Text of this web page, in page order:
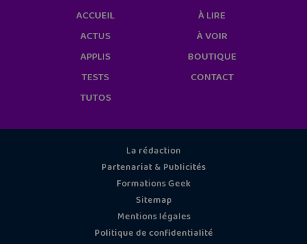
ACCUEIL
ACTUS
APPLIS
TESTS
TUTOS
À LIRE
À VOIR
BOUTIQUE
CONTACT
La rédaction
Partenariat & Publicités
Formations Geek
Sitemap
Mentions légales
Politique de confidentialité